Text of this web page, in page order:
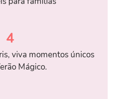
4
viva momentos únicos
Mágico.